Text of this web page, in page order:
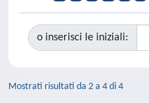
o inserisci le iniziali:
Mostrati risultati da 2 a 4 di 4